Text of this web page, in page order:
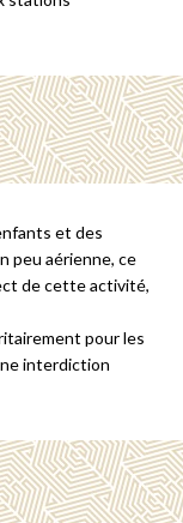
et des
peu aérienne, ce
de cette activité,
pour les
interdiction